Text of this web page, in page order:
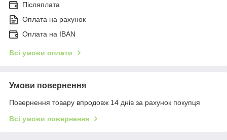
Післяплата
Оплата на рахунок
Оплата на IBAN
Всі умови оплати
Умови повернення
Повернення товару впродовж 14 днів за рахунок покупця
Всі умови повернення